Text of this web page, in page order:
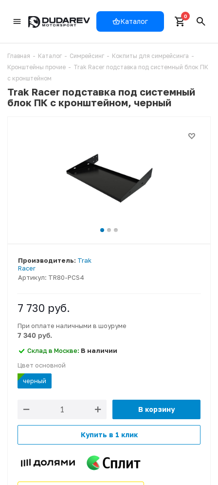
Каталог
0
Главная - Каталог - Симрейсинг - Кокпиты для симрейсинга -
Кронштейны прочие - Trak Racer подставка под системный блок ПК
с кронштейном
Trak Racer подставка под системный
блок ПК с кронштейном, черный
Артикул: TR80-PCS4
Производитель: Trak
Racer
7 730 руб.
При оплате наличными в шоуруме
7 340 руб.
Склад в Москве: В наличии
Цвет основной
черный
В корзину
Купить в 1 клик